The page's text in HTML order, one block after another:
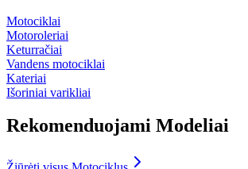
Motociklai
Motoroleriai
Keturračiai
Vandens motociklai
Kateriai
Išoriniai varikliai
Rekomenduojami Modeliai